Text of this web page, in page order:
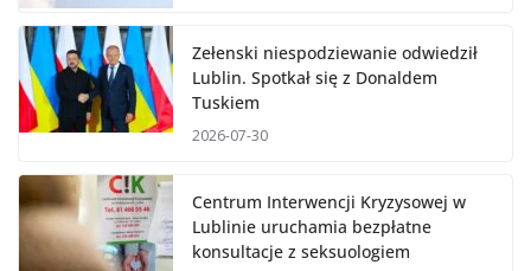
Zełenski niespodziewanie odwiedził
Lublin. Spotkał się z Donaldem
Tuskiem
2026-07-30
Centrum Interwencji Kryzysowej w
Lublinie uruchamia bezpłatne
konsultacje z seksuologiem